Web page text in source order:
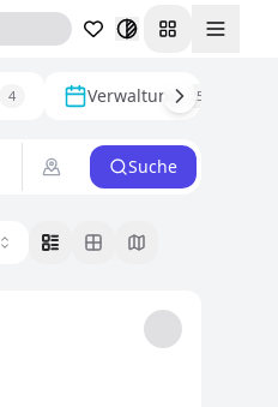
4 Verwaltung 25
Suche